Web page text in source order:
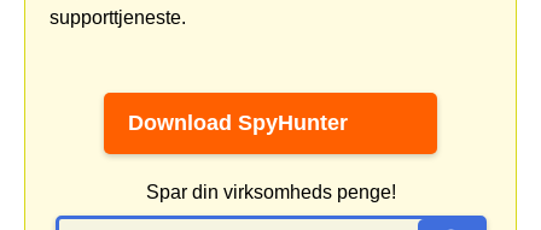
supporttjeneste.
Download SpyHunter
Spar din virksomheds penge!